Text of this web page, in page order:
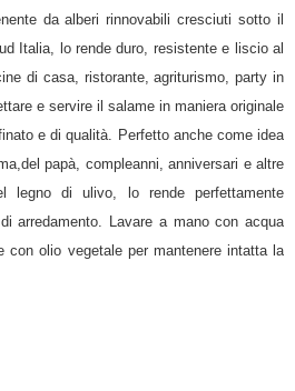
da alberi rinnovabili cresciuti sotto il
Italia, lo rende duro, resistente e liscio al
di casa, ristorante, agriturismo, party in
e servire il salame in maniera originale
e di qualità. Perfetto anche come idea
papà, compleanni, anniversari e altre
legno di ulivo, lo rende perfettamente
arredamento. Lavare a mano con acqua
con olio vegetale per mantenere intatta la